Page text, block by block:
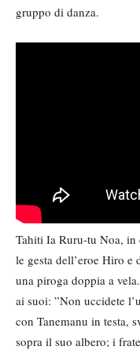
gruppo di danza.
Tahiti Ia Ruru-tu Noa, in
le gesta dell’eroe Hiro
una piroga doppia a
ai suoi: ”Non uccidete
con Tanemanu in testa,
sopra il suo albero; i